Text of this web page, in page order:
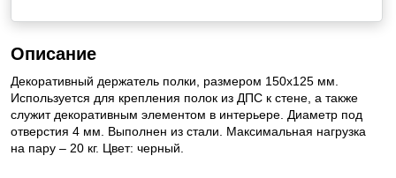
Описание
Декоративный держатель полки, размером 150x125 мм.
Используется для крепления полок из ДПС к стене, а также
служит декоративным элементом в интерьере. Диаметр под
отверстия 4 мм. Выполнен из стали. Максимальная нагрузка
на пару – 20 кг. Цвет: черный.